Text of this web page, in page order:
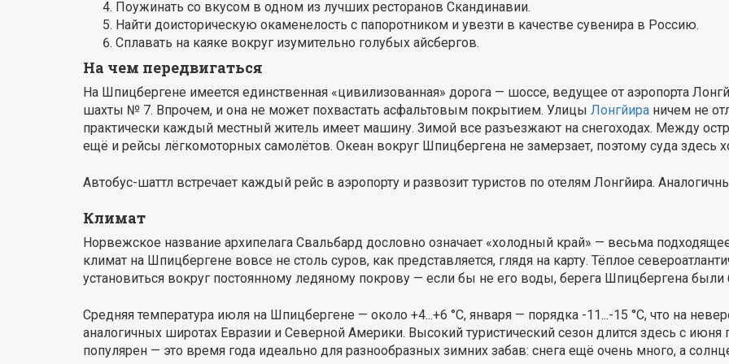
Поужинать со вкусом в одном из лучших ресторанов Скандинавии.
Найти доисторическую окаменелость с папоротником и увезти в качестве сувенира в Россию.
Сплавать на каяке вокруг изумительно голубых айсбергов.
На чем передвигаться
На Шпицбергене имеется единственная «цивилизованная» дорога — шоссе, ведущее от аэропорта
шахты № 7. Впрочем, и она не может похвастать асфальтовым покрытием. Улицы Лонгйира ничем не
практически каждый местный житель имеет машину. Зимой все разъезжают на снегоходах. Между
ещё и рейсы лёгкомоторных самолётов. Океан вокруг Шпицбергена не замерзает, поэтому суда здесь
Автобус-шаттл встречает каждый рейс в аэропорту и развозит туристов по отелям Лонгйира.
Климат
Норвежское название архипелага Свальбард дословно означает «холодный край» — весьма
климат на Шпицбергене вовсе не столь суров, как представляется, глядя на карту. Тёплое
установиться вокруг постоянному ледяному покрову — если бы не его воды, берега Шпицбергена
Средняя температура июля на Шпицбергене — около +4...+6 °С, января — порядка -11...-15 °С, что на
аналогичных широтах Евразии и Северной Америки. Высокий туристический сезон длится здесь с июня
популярен — это время года идеально для разнообразных зимних забав: снега ещё очень много, а